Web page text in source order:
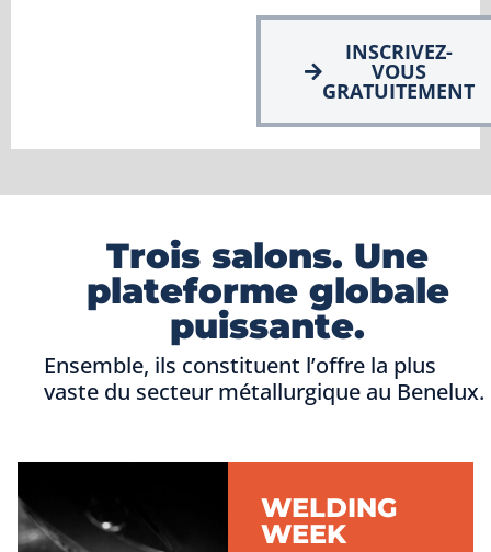
INSCRIVEZ-
VOUS
GRATUITEMENT
Trois salons. Une
plateforme globale
puissante.
Ensemble, ils constituent l’offre la plus
vaste du secteur métallurgique au Benelux.
WELDING
WEEK